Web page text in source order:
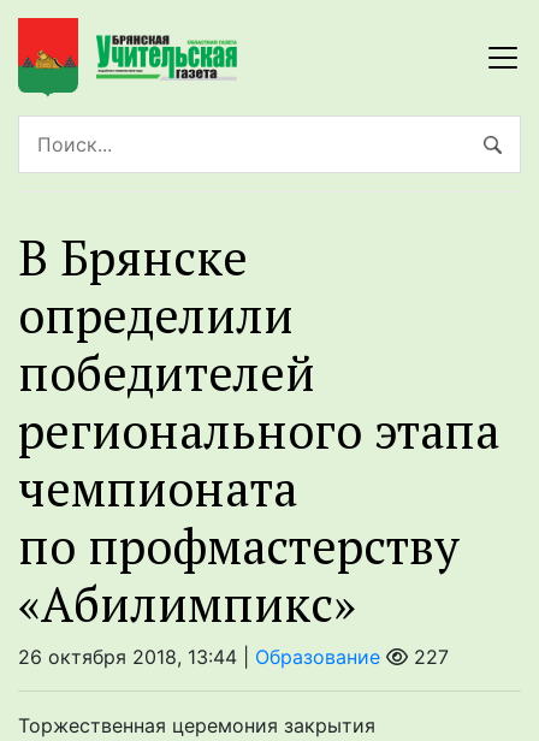
В Брянске
определили
победителей
регионального этапа
чемпионата
по профмастер­ству
«Абилимпикс»
26 октября 2018, 13:44 | Образование 227
Торжественная церемония закрытия